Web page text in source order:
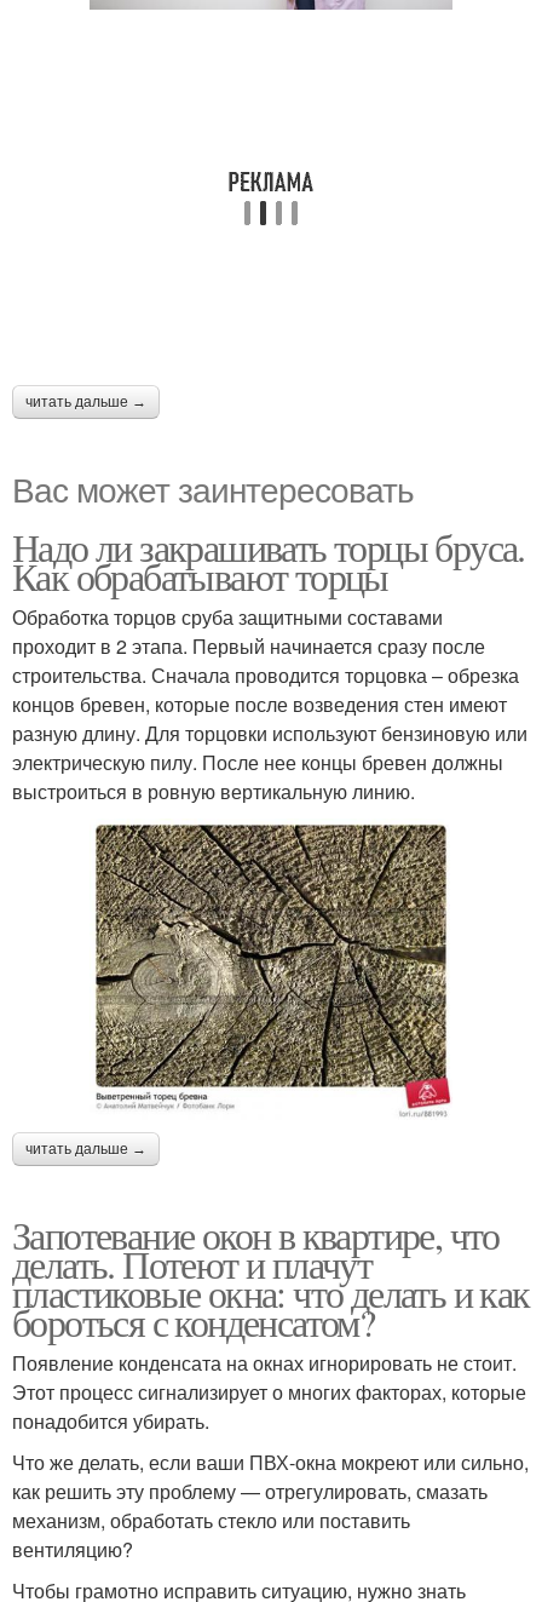
читать дальше →
Вас может заинтересовать
Надо ли закрашивать торцы бруса.
Как обрабатывают торцы
Обработка торцов сруба защитными составами
проходит в 2 этапа. Первый начинается сразу после
строительства. Сначала проводится торцовка – обрезка
концов бревен, которые после возведения стен имеют
разную длину. Для торцовки используют бензиновую или
электрическую пилу. После нее концы бревен должны
выстроиться в ровную вертикальную линию.
читать дальше →
Запотевание окон в квартире, что
делать. Потеют и плачут
пластиковые окна: что делать и как
бороться с конденсатом?
Появление конденсата на окнах игнорировать не стоит.
Этот процесс сигнализирует о многих факторах, которые
понадобится убирать.
Что же делать, если ваши ПВХ-окна мокреют или сильно,
как решить эту проблему — отрегулировать, смазать
механизм, обработать стекло или поставить
вентиляцию?
Чтобы грамотно исправить ситуацию, нужно знать